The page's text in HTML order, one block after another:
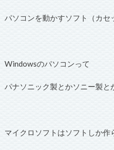
パソコンを動かすソフト（カセ
Windowsのパソコンって
パナソニック製とかソニー製と
マイクロソフトはソフトしか作